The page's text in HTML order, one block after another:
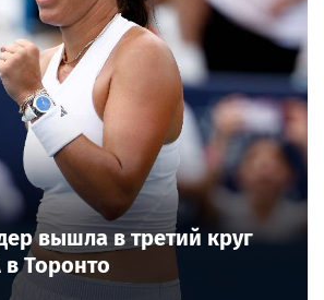
вышла в третий круг
в Торонто